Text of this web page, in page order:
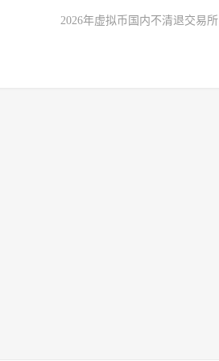
2026年虚拟币国内不清退交易所